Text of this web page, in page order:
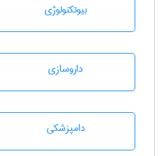
بيوتكنولوژی
داروسازی
دامپزشكی